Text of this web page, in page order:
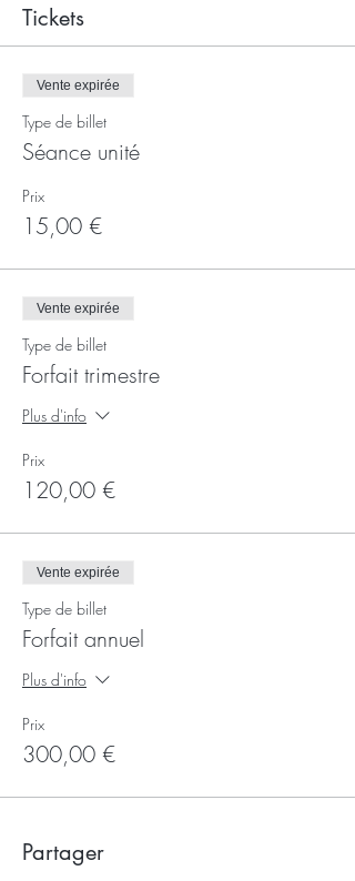
Tickets
Vente expirée
Type de billet
Séance unité
Prix
15,00 €
Vente expirée
Type de billet
Forfait trimestre
Plus d'info
Prix
120,00 €
Vente expirée
Type de billet
Forfait annuel
Plus d'info
Prix
300,00 €
Partager